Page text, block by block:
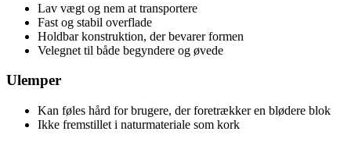
Lav vægt og nem at transportere
Fast og stabil overflade
Holdbar konstruktion, der bevarer formen
Velegnet til både begyndere og øvede
Ulemper
Kan føles hård for brugere, der foretrækker en blødere blok
Ikke fremstillet i naturmateriale som kork